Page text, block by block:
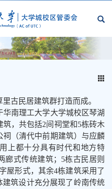
民居建筑群打造而成。
南理工大学大学城校区琴湖
筑，共包括2间祠堂和5栋砖木
（清代中前期建筑）与应麟
上都十分具有时代和地方特
廊式传统建筑； 5栋古民居则
屋形式，其余4栋建筑采用了
建筑设计充分展现了岭南传统